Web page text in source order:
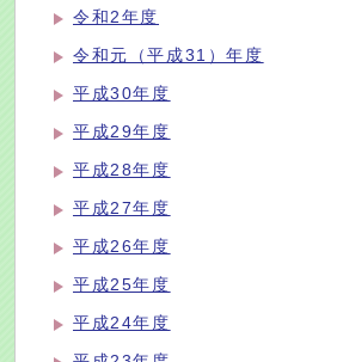
令和2年度
令和元（平成31）年度
平成30年度
平成29年度
平成28年度
平成27年度
平成26年度
平成25年度
平成24年度